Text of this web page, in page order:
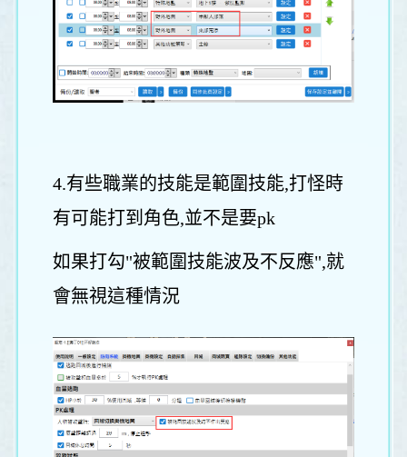
4.有些職業的技能是範圍技能,打怪時
有可能打到角色,並不是要pk
如果打勾"被範圍技能波及不反應",就
會無視這種情況